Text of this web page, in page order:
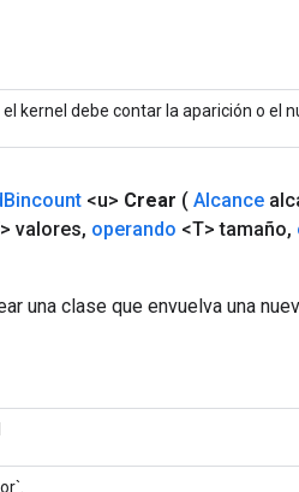
el kernel debe contar la aparición o el
Bincount <u> Crear ( Alcance
valores, operando <T> tamaño,
una clase que envuelva una